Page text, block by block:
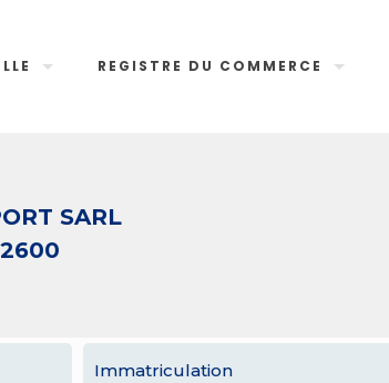
REGISTRE DU COMMERCE
SARL
Immatriculation